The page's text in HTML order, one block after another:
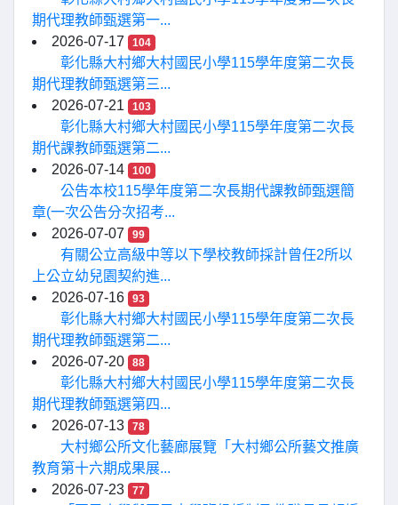
期代理教師甄選第一...
2026-07-17
104
彰化縣大村鄉大村國民小學115學年度第二次長
期代理教師甄選第三...
2026-07-21
103
彰化縣大村鄉大村國民小學115學年度第二次長
期代課教師甄選第二...
2026-07-14
100
公告本校115學年度第二次長期代課教師甄選簡
章(一次公告分次招考...
2026-07-07
99
有關公立高級中等以下學校教師採計曾任2所以
上公立幼兒園契約進...
2026-07-16
93
彰化縣大村鄉大村國民小學115學年度第二次長
期代理教師甄選第二...
2026-07-20
88
彰化縣大村鄉大村國民小學115學年度第二次長
期代理教師甄選第四...
2026-07-13
78
大村鄉公所文化藝廊展覽「大村鄉公所藝文推廣
教育第十六期成果展...
2026-07-23
77